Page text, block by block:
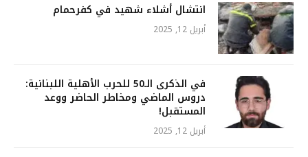
انتشال أشلاء شهيد في كفرحمام
أبريل 12, 2025
في الذكرى الـ50 للحرب الأهلية اللبنانية:
دروس الماضي ومخاطر الحاضر ووعد
المستقبل!
أبريل 12, 2025